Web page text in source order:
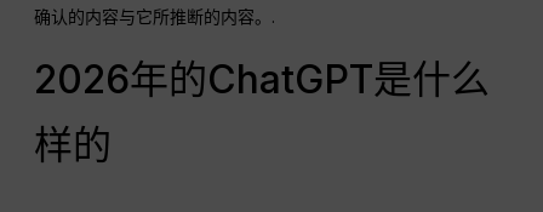
确认的内容与它所推断的内容。.
2026年的ChatGPT是什么
样的